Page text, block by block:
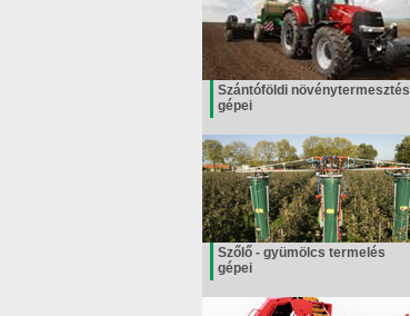
Szántóföldi növénytermesztés
gépei
Szőlő - gyümölcs termelés
gépei